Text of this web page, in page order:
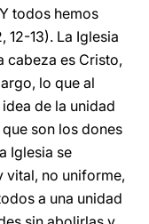
todos hemos
12-13). La Iglesia
cabeza es Cristo,
lo que al
de la unidad
son los dones
Iglesia se
vital, no uniforme,
a una unidad